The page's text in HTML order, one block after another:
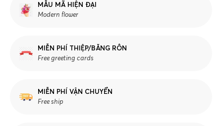
MẪU MÃ HIỆN ĐẠI
Modern flower
MIỄN PHÍ THIỆP/BĂNG RÔN
Free greeting cards
MIỄN PHÍ VẬN CHUYỂN
Free ship